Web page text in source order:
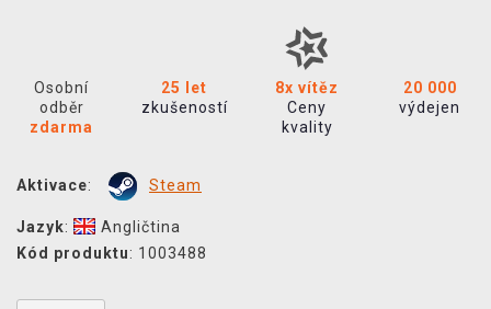
Osobní
odběr
zdarma
25 let
zkušeností
8x vítěz
Ceny
kvality
20 000
výdejen
Aktivace: Steam
Jazyk:
Angličtina
Kód produktu: 1003488